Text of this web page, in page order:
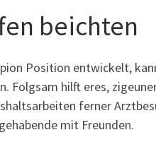
beichten
Position entwickelt,
Folgsam hilft eres,
ferner
mit Freunden.